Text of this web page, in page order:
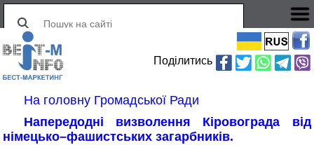
Поділитись
На головну Громадської Ради
Напередодні визволення Кіровограда від
німецько–фашистських загарбників.